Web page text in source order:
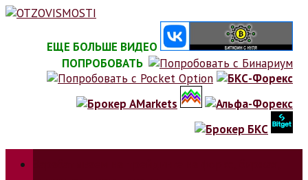
Skip
ЕЩЕ БОЛЬШЕ ВИДЕО
ПОПРОБОВАТЬ